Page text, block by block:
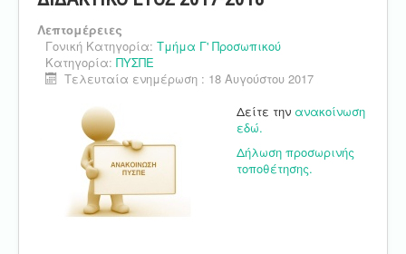
Λεπτομέρειες
Γονική Κατηγορία: Τμήμα Γ' Προσωπικού
Κατηγορία: ΠΥΣΠΕ
Τελευταία ενημέρωση : 18 Αυγούστου 2017
Δείτε την ανακοίνωση
εδώ.
Δήλωση προσωρινής
τοποθέτησης.